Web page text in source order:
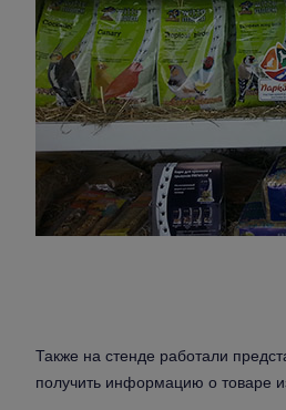
Также на стенде работали
получить информацию о товаре